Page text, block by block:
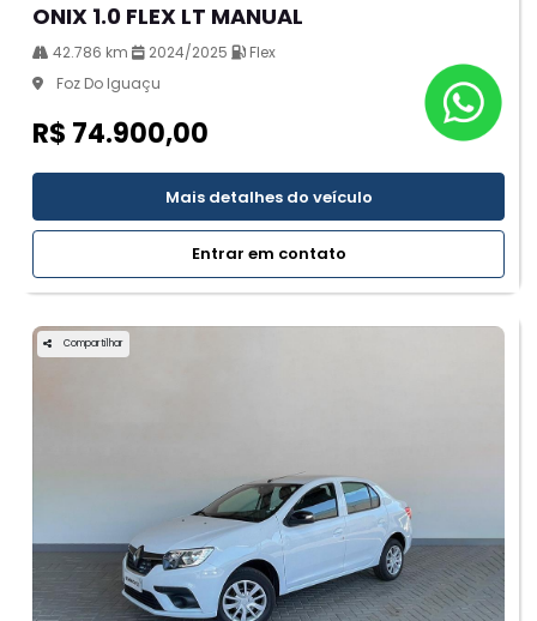
ONIX 1.0 FLEX LT MANUAL
42.786 km 2024/2025
Flex
Foz Do Iguaçu
R$ 74.900,00
Mais detalhes do veículo
Entrar em contato
Compartilhar